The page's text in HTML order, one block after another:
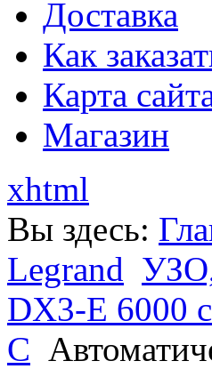
Доставка
Как
Карта
Магазин
xhtml
Вы здесь:
Legrand
DX3-E 6000
С